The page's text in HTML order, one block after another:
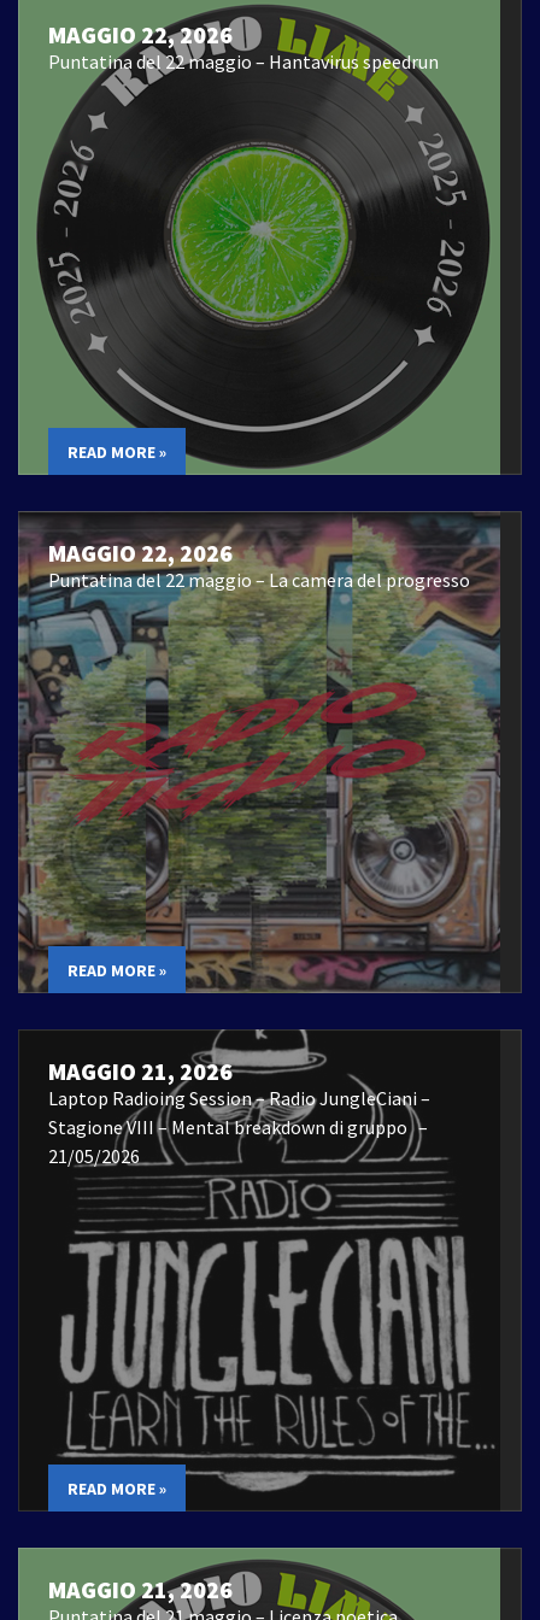
MAGGIO 22, 2026
Puntatina del 22 maggio – Hantavirus speedrun
READ MORE »
MAGGIO 22, 2026
Puntatina del 22 maggio – La camera del progresso
READ MORE »
MAGGIO 21, 2026
Laptop Radioing Session – Radio JungleCiani –
Stagione VIII – Mental breakdown di gruppo –
21/05/2026
READ MORE »
MAGGIO 21, 2026